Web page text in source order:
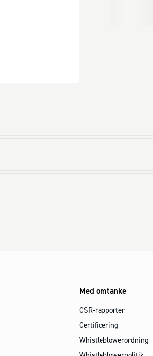
Med omtanke
CSR-rapporter
Certificering
Whistleblowerordning